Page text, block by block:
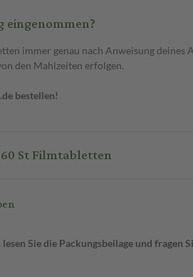
immer genau nach Anweisung deines
den Mahlzeiten erfolgen.
bestellen!
FAQs Gingium 120 mg 60 St Filmtabletten
Sie die Packungsbeilage und